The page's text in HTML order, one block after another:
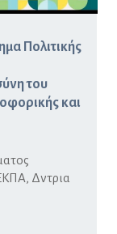
Πολιτικής
του
και
Δντρια